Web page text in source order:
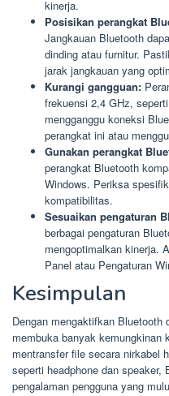
kinerja.
Posisikan perangkat
Jangkauan Bluetooth
dinding atau furnitur.
jarak jangkauan yang
Kurangi gangguan:
frekuensi 2,4 GHz,
mengganggu koneksi
perangkat ini atau
Gunakan perangkat
perangkat Bluetooth
Windows. Periksa
kompatibilitas.
Sesuaikan pengaturan
berbagai pengaturan
mengoptimalkan kinerja.
Panel atau Pengaturan
Kesimpulan
Dengan mengaktifkan
membuka banyak kemungkinan
mentransfer file secara nirkabel
seperti headphone dan
pengalaman pengguna yang